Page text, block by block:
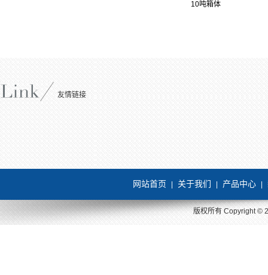
10吨箱体
友情链接
网站首页 关于我们 产品中心
版权所有 Copyright ©